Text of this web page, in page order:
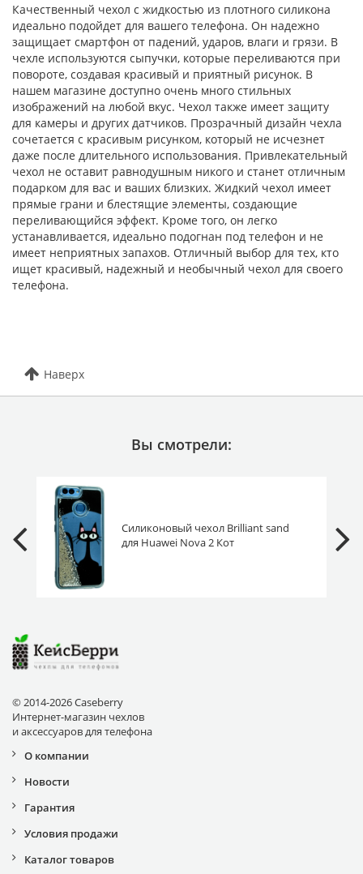
Качественный чехол с жидкостью из плотного силикона
идеально подойдет для вашего телефона. Он надежно
защищает смартфон от падений, ударов, влаги и грязи. В
чехле используются сыпучки, которые переливаются при
повороте, создавая красивый и приятный рисунок. В
нашем магазине доступно очень много стильных
изображений на любой вкус. Чехол также имеет защиту
для камеры и других датчиков. Прозрачный дизайн чехла
сочетается с красивым рисунком, который не исчезнет
даже после длительного использования. Привлекательный
чехол не оставит равнодушным никого и станет отличным
подарком для вас и ваших близких. Жидкий чехол имеет
прямые грани и блестящие элементы, создающие
переливающийся эффект. Кроме того, он легко
устанавливается, идеально подогнан под телефон и не
имеет неприятных запахов. Отличный выбор для тех, кто
ищет красивый, надежный и необычный чехол для своего
телефона.
Наверх
Вы смотрели:
Силиконовый чехол Brilliant sand
для Huawei Nova 2 Кот
© 2014-2026 Caseberry
Интернет-магазин чехлов
и аксессуаров для телефона
О компании
Новости
Гарантия
Условия продажи
Каталог товаров